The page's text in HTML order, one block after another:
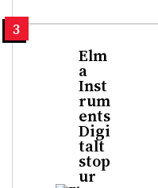
3
Elm
a
Inst
rum
ents
Digi
talt
stop
ur